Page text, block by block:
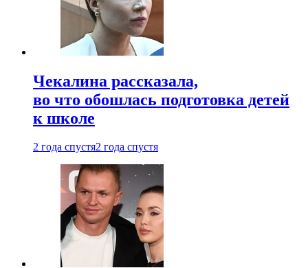
Чекалина рассказала,
во что обошлась подготовка детей
к школе
2 года спустя2 года спустя